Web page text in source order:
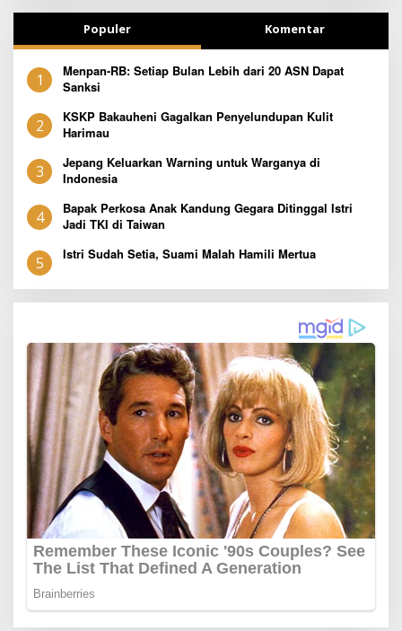
Populer Komentar
1
Menpan-RB: Setiap Bulan Lebih dari 20 ASN Dapat
Sanksi
2
KSKP Bakauheni Gagalkan Penyelundupan Kulit
Harimau
3
Jepang Keluarkan Warning untuk Warganya di
Indonesia
4
Bapak Perkosa Anak Kandung Gegara Ditinggal Istri
Jadi TKI di Taiwan
5 Istri Sudah Setia, Suami Malah Hamili Mertua